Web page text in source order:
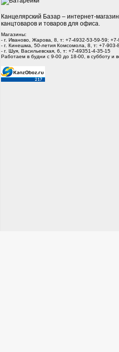
Канцелярский Базар – интернет-магазин
канцтоваров и товаров для офиса.
Магазины:
- г. Иваново, Жарова, 8, т: +7-4932-53-59-59;
- г. Кинешма, 50-летия Комсомола, 8, т: +7-903-
- г. Шуя, Васильевская, 6, т: +7-49351-4-35-15
Работаем в будни с 9-00 до 18-00, в субботу и